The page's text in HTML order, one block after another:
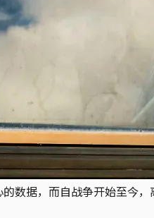
数据，而自战争开始至今